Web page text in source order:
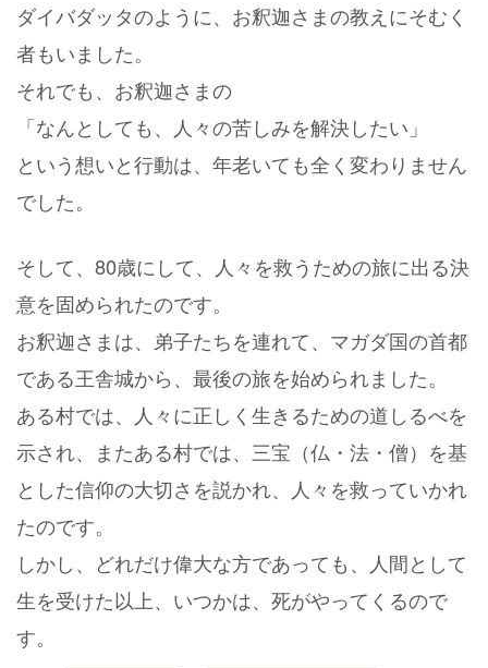
ダイバダッタのように、お釈迦さまの教えにそむく
者もいました。
それでも、お釈迦さまの
「なんとしても、人々の苦しみを解決したい」
という想いと行動は、年老いても全く変わりません
でした。
そして、80歳にして、
人々を救うための旅に出る決
意を固められたのです。
お釈迦さまは、弟子たちを連れて、 マガダ国の首都
である王舎城から、最後の旅を始められました。
ある村では、人々に正しく生きるための道しるべを
示され、またある村では、 三宝（仏・法・僧）を基
とした信仰の大切さを説かれ、
人々を救っていかれ
たのです。
しかし、どれだけ偉大な方であっても、
人間として
生を受けた以上、いつかは、死がやってくるので
す。